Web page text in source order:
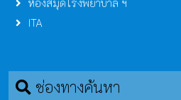
ห้องสมุดโรงพยาบาล ฯ
ITA
ช่องทางค้นหา